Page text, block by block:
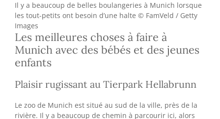
Il y a beaucoup de belles boulangeries à Munich lorsque
les tout-petits ont besoin d’une halte © FamVeld / Getty
Images
Les meilleures choses à faire à
Munich avec des bébés et des jeunes
enfants
Plaisir rugissant au Tierpark Hellabrunn
Le zoo de Munich est situé au sud de la ville, près de la
rivière. Il y a beaucoup de chemin à parcourir ici, alors